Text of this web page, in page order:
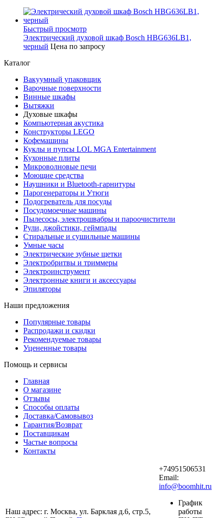
Быстрый просмотр
Электрический духовой шкаф Bosch HBG636LB1,
черный Цена по запросу
Каталог
Вакуумный упаковщик
Варочные поверхности
Винные шкафы
Вытяжки
Духовые шкафы
Компьютерная акустика
Конструкторы LEGO
Кофемашины
Куклы и пупсы LOL MGA Entertainment
Кухонные плиты
Микроволновые печи
Моющие средства
Наушники и Bluetooth-гарнитуры
Парогенераторы и Утюги
Подогреватель для посуды
Посудомоечные машины
Пылесосы, электрошвабры и пароочистители
Рули, джойстики, геймпады
Стиральные и сушильные машины
Умные часы
Электрические зубные щетки
Электробритвы и триммеры
Электроинструмент
Электронные книги и аксессуары
Эпиляторы
Наши предложения
Популярные товары
Распродажи и скидки
Рекомендуемые товары
Уцененные товары
Помощь и сервисы
Главная
О магазине
Отзывы
Способы оплаты
Доставка/Самовывоз
Гарантия/Возврат
Поставщикам
Частые вопросы
Контакты
Наш адрес: г. Москва, ул. Барклая д.6, стр.5,
+74951506531
Email:
info@boomhit.ru
График
работы